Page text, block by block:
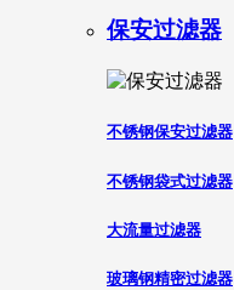
保安过滤器
不锈钢保安过滤器
不锈钢袋式过滤器
大流量过滤器
玻璃钢精密过滤器